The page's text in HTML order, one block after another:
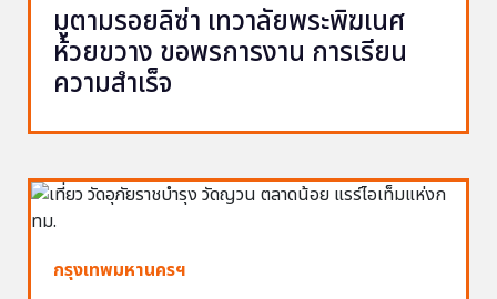
มูตามรอยลิซ่า เทวาลัยพระพิฆเนศ
ห้วยขวาง ขอพรการงาน การเรียน
ความสำเร็จ
กรุงเทพมหานครฯ